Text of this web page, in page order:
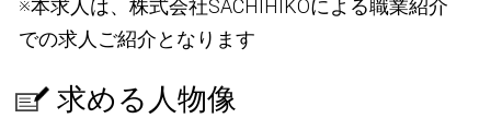
※本求人は、株式会社SACHIHIKOによる職業紹介
での求人ご紹介となります
求める人物像